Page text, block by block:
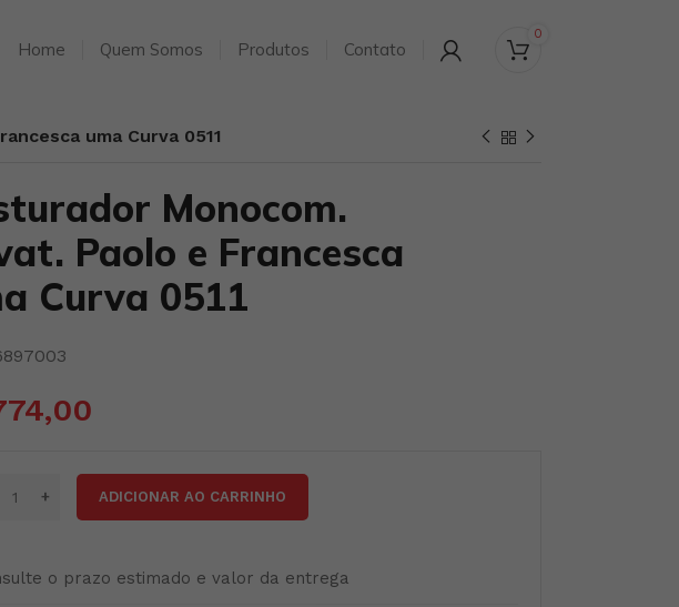
Home Quem Somos Produtos Contato
0
uma Curva 0511
Monocom.
Paolo e Francesca
Curva 0511
ADICIONAR AO CARRINHO
o prazo estimado e valor da entrega